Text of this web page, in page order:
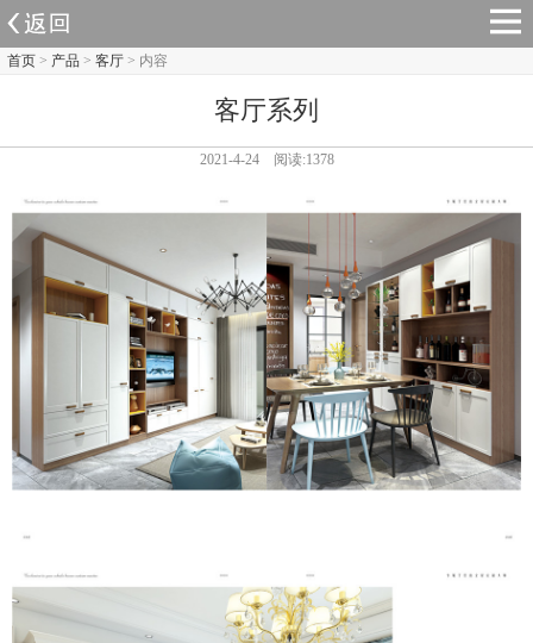
首页 > 产品 > 客厅 > 内容
客厅系列
2021-4-24 阅读:1378